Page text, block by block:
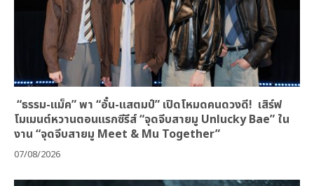
“ธรรม-แม็ค” พา “อั๋น-แสตมป์” เปิดโหมดคนดวงดี! เสิร์ฟ
โมเมนต์หวานตอนแรกซีรีส์ “จุดจีบสายมู Unlucky Bae” ใน
งาน “จุดจีบสายมู Meet & Mu Together”
07/08/2026